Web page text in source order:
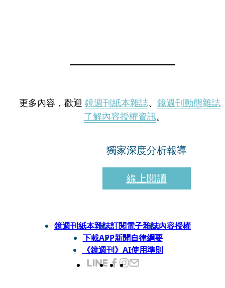
更多內容，歡迎 鏡週刊紙本雜誌、 鏡週刊動態雜誌
了解內容授權資訊。
獨家深度分析報導
線上閱讀
鏡週刊紙本雜誌訂閱電子雜誌內容授權
下載APP新聞自律綱要
《鏡週刊》AI使用準則